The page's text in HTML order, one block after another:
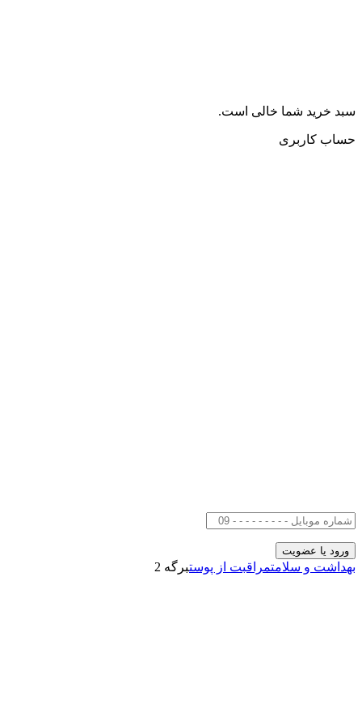
سبد خرید شما خالی است.
حساب کاربری
بهداشت و سلامتمراقبت از پوستبرگه 2